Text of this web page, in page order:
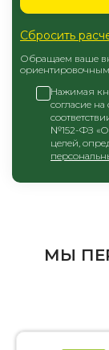
Обращаем ваше
Нажимая
согласие
№152-ФЗ «О
целей,
Сбросить
МЫ